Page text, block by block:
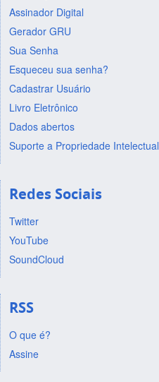
Assinador Digital
Gerador GRU
Sua Senha
Esqueceu sua senha?
Cadastrar Usuário
Livro Eletrônico
Dados abertos
Suporte a Propriedade Intelectual
Redes Sociais
Twitter
YouTube
SoundCloud
RSS
O que é?
Assine